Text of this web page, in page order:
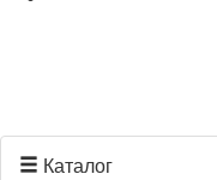
Каталог